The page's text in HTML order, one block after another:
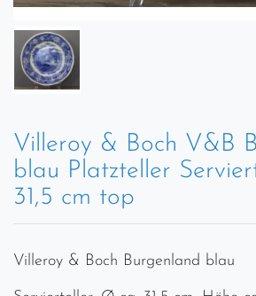
Villeroy & Boch V&B
blau Platzteller
31,5 cm top
Villeroy & Boch Burgenland blau